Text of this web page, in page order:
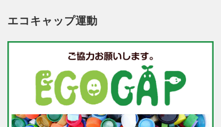
エコキャップ運動